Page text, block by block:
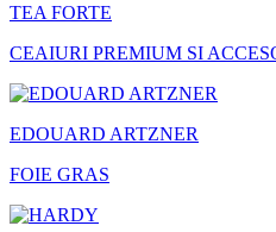
TEA FORTE
CEAIURI PREMIUM SI
EDOUARD ARTZNER
FOIE GRAS